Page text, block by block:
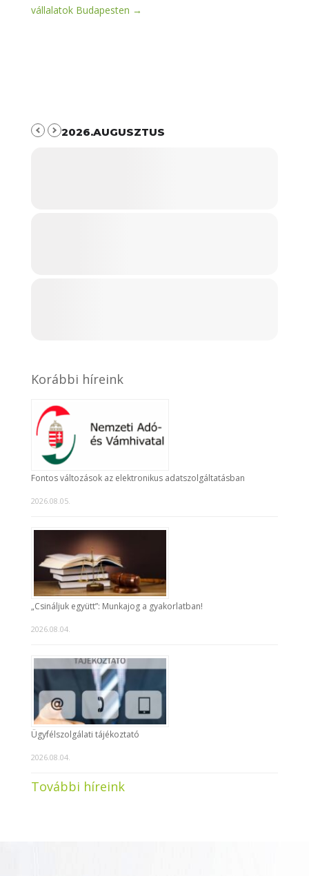
vállalatok Budapesten →
2026.AUGUSZTUS
Korábbi híreink
Fontos változások az elektronikus adatszolgáltatásban
2026.08.05.
„Csináljuk együtt”: Munkajog a gyakorlatban!
2026.08.04.
Ügyfélszolgálati tájékoztató
2026.08.04.
További híreink